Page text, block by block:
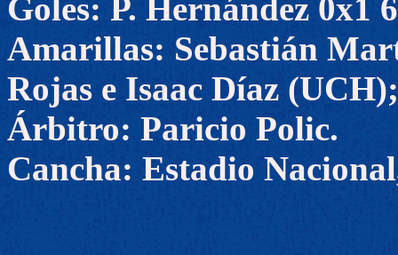
Goles: P. Hernández 0x1
Amarillas: Sebastián
Rojas e Isaac Díaz
Árbitro: Paricio Polic.
Cancha: Estadio